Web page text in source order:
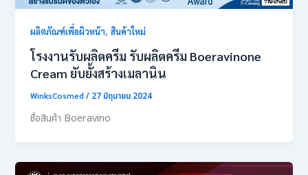
ผลิตภัณฑ์เพื่อผิวหน้า,สินค้าใหม่
โรงงานรับผลิตครีม รับผลิตครีม Boeravinone
Cream ยับยั้งสร้างเมลานิน
WinksCosmed/ 27 มิถุนายน 2024
ชื่อสินค้า Boeravino